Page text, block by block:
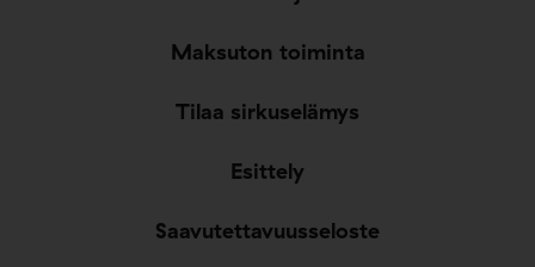
Maksuton toiminta
Tilaa sirkuselämys
Esittely
Saavutettavuusseloste